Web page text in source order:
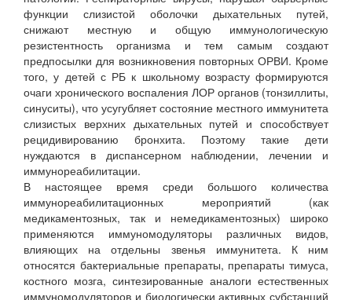
функции слизистой оболочки дыхательных путей,
снижают местную и общую иммунологическую
резистентность организма и тем самым создают
предпосылки для возникновения повторных ОРВИ. Кроме
того, у детей с РБ к школьному возрасту формируются
очаги хронического воспаления ЛОР органов (тонзиллиты,
синуситы), что усугубляет состояние местного иммунитета
слизистых верхних дыхательных путей и способствует
рецидивированию бронхита. Поэтому такие дети
нуждаются в диспансерном наблюдении, лечении и
иммунореабилитации.
В настоящее время среди большого количества
иммунореабилитационных мероприятий (как
медикаментозных, так и немедикаментозных) широко
применяются иммуномодуляторы различных видов,
влияющих на отдельны звенья иммунитета. К ним
относятся бактериальные препараты, препараты тимуса,
костного мозга, синтезированные аналоги естественных
иммуномодуляторов и биологически активных субстанций